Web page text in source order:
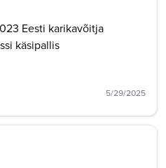
Eesti karikavõitja
käsipallis
5/29/2025